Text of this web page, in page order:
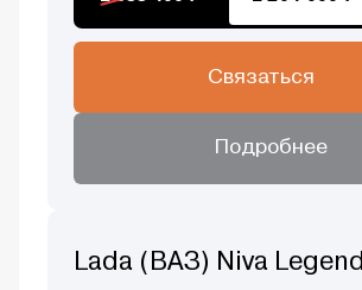
Связаться
Подробнее
Lada (ВАЗ) Niva Legend